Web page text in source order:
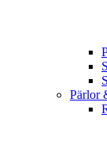
Pärlor